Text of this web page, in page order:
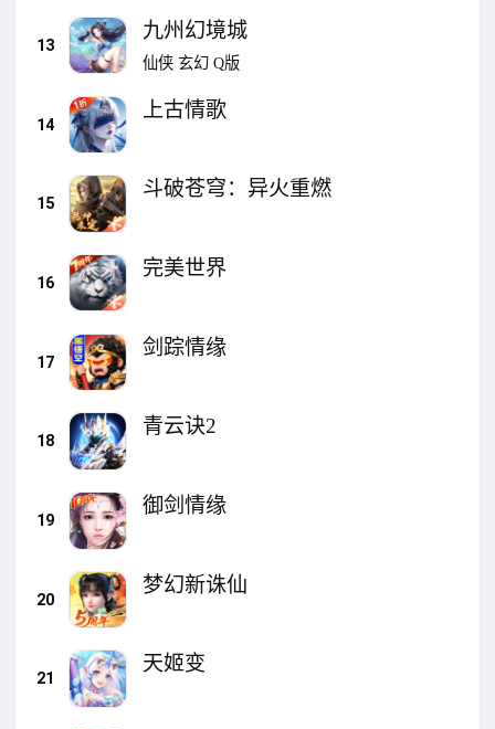
13
九州幻境城
仙侠 玄幻 Q版
14
上古情歌
15
斗破苍穹：异火重燃
16
完美世界
17
剑踪情缘
18
青云诀2
19
御剑情缘
20
梦幻新诛仙
21
天姬变